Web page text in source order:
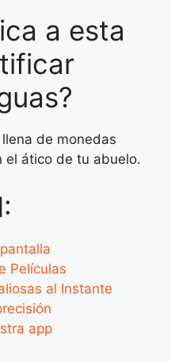
a esta
de monedas
el ático de tu abuelo.
Películas
al Instante
app